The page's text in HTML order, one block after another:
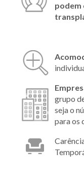
podem
grupo
seja o
para os